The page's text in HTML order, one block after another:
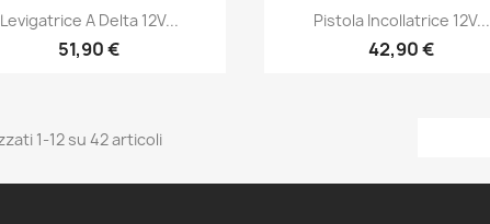
Levigatrice A Delta 12V...
51,90 €
Pistola Incollatrice 12V...
42,90 €
1-12 su 42 articoli